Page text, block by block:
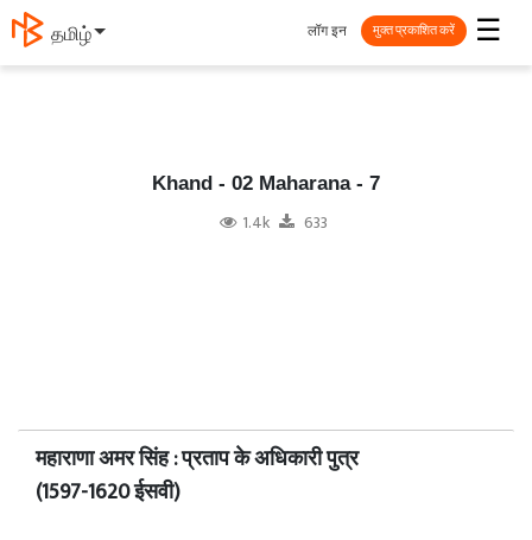
தமிழ் ☰
लॉग इन मुक्त प्रकाशित करें
Khand - 02 Maharana - 7
1.4k 633
महाराणा अमर सिंह : प्रताप के अधिकारी पुत्र
(1597-1620 ईसवी)